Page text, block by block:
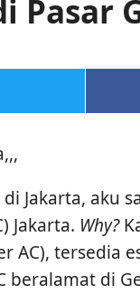
Pasar
Jakarta, aku
Jakarta. Why?
AC), tersedia
beralamat di